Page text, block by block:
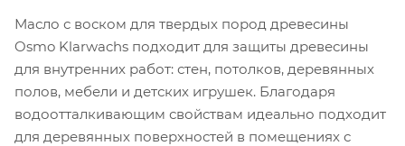
Масло с воском для твердых пород древесины
Osmo Klarwachs подходит для защиты древесины
для внутренних работ: стен, потолков, деревянных
полов, мебели и детских игрушек. Благодаря
водоотталкивающим свойствам идеально подходит
для деревянных поверхностей в помещениях с